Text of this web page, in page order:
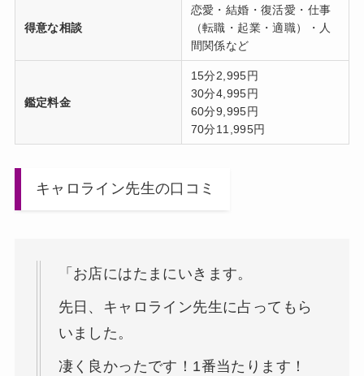
得意な相談
恋愛・結婚・復活愛・仕事
（転職・起業・適職）・人
間関係など
鑑定料金
15分2,995円
30分4,995円
60分9,995円
70分11,995円
キャロライン先生の口コミ
「お店にはたまにいきます。
先日、キャロライン先生に占ってもら
いました。
凄く良かったです！1番当たります！